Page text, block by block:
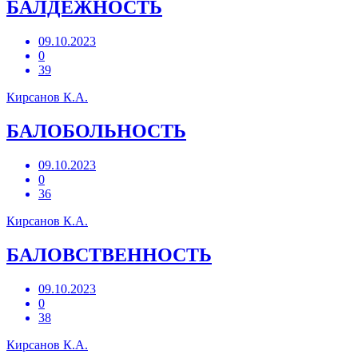
БАЛДЕЖНОСТЬ
09.10.2023
0
39
Кирсанов К.А.
БАЛОБОЛЬНОСТЬ
09.10.2023
0
36
Кирсанов К.А.
БАЛОВСТВЕННОСТЬ
09.10.2023
0
38
Кирсанов К.А.